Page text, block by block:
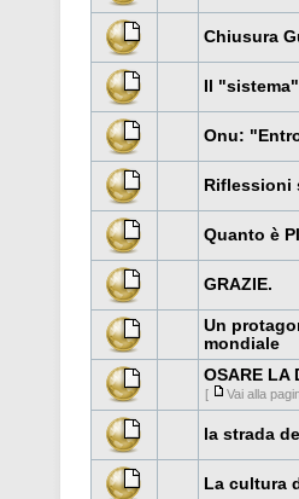
Chiusura
Il
Onu:
Riflessioni
Quanto è
GRAZIE.
Un
mondiale
OSARE LA
[ Vai alla
la strada
La cultura